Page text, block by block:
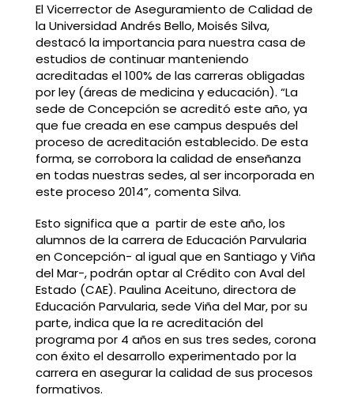
El Vicerrector de Aseguramiento de Calidad de
la Universidad Andrés Bello, Moisés Silva,
destacó la importancia para nuestra casa de
estudios de continuar manteniendo
acreditadas el 100% de las carreras obligadas
por ley (áreas de medicina y educación). “La
sede de Concepción se acreditó este año, ya
que fue creada en ese campus después del
proceso de acreditación establecido. De esta
forma, se corrobora la calidad de enseñanza
en todas nuestras sedes, al ser incorporada en
este proceso 2014”, comenta Silva.
Esto significa que a partir de este año, los
alumnos de la carrera de Educación Parvularia
en Concepción- al igual que en Santiago y Viña
del Mar-, podrán optar al Crédito con Aval del
Estado (CAE). Paulina Aceituno, directora de
Educación Parvularia, sede Viña del Mar, por su
parte, indica que la re acreditación del
programa por 4 años en sus tres sedes, corona
con éxito el desarrollo experimentado por la
carrera en asegurar la calidad de sus procesos
formativos.